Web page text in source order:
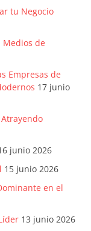
tu Negocio
Medios de
Empresas de
17 junio
junio 2026
15 junio 2026
en el
13 junio 2026